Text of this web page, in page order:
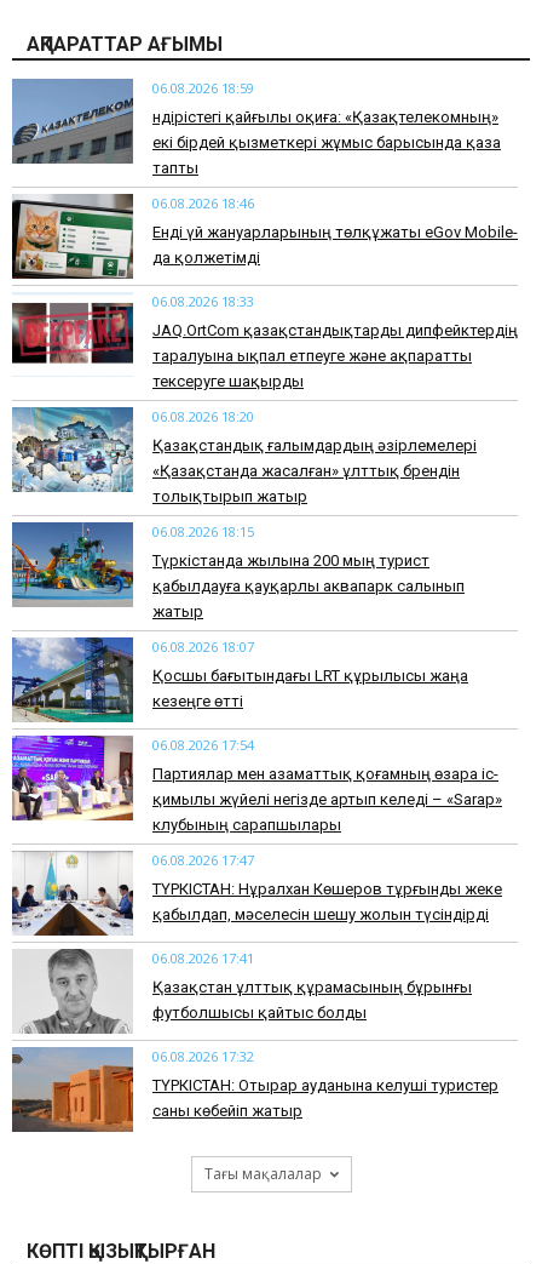
АҚПАРАТТАР АҒЫМЫ
06.08.2026 18:59
Өндірістегі қайғылы оқиға: «Қазақтелекомның»
екі бірдей қызметкері жұмыс барысында қаза
тапты
06.08.2026 18:46
Енді үй жануарларының төлқұжаты eGov Mobile-
да қолжетімді
06.08.2026 18:33
JAQ.OrtCom қазақстандықтарды дипфейктердің
таралуына ықпал етпеуге және ақпаратты
тексеруге шақырды
06.08.2026 18:20
Қазақстандық ғалымдардың әзірлемелері
«Қазақстанда жасалған» ұлттық брендін
толықтырып жатыр
06.08.2026 18:15
Түркістанда жылына 200 мың турист
қабылдауға қауқарлы аквапарк салынып
жатыр
06.08.2026 18:07
Қосшы бағытындағы LRT құрылысы жаңа
кезеңге өтті
06.08.2026 17:54
Партиялар мен азаматтық қоғамның өзара іс-
қимылы жүйелі негізде артып келеді – «Sarap»
клубының сарапшылары
06.08.2026 17:47
ТҮРКІСТАН: Нұралхан Көшеров тұрғынды жеке
қабылдап, мәселесін шешу жолын түсіндірді
06.08.2026 17:41
Қазақстан ұлттық құрамасының бұрынғы
футболшысы қайтыс болды
06.08.2026 17:32
ТҮРКІСТАН: Отырар ауданына келуші туристер
саны көбейіп жатыр
Тағы мақалалар
КӨПТІ ҚЫЗЫҚТЫРҒАН